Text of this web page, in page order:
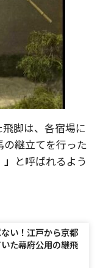
脚は、各宿場に
継立てを行った
と呼ばれるよう
い！江戸から京都
た幕府公用の継飛